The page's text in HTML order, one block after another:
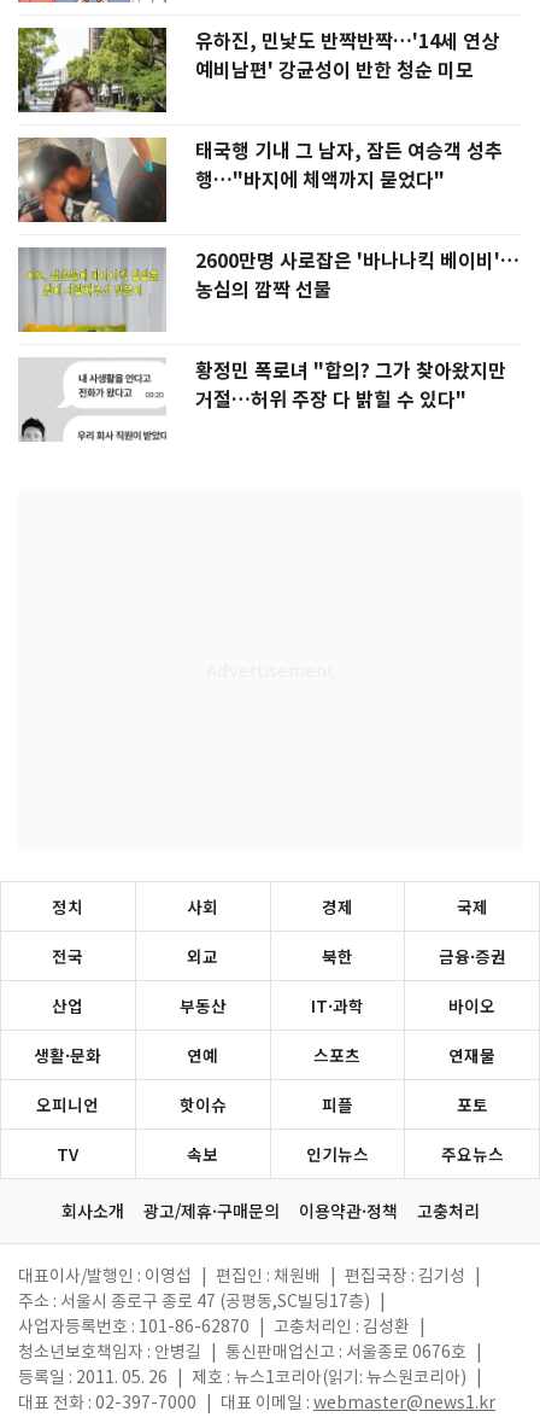
유하진, 민낯도 반짝반짝…'14세 연상
예비남편' 강균성이 반한 청순 미모
태국행 기내 그 남자, 잠든 여승객 성추
행…"바지에 체액까지 묻었다"
2600만명 사로잡은 '바나나킥 베이비'…
농심의 깜짝 선물
황정민 폭로녀 "합의? 그가 찾아왔지만
거절…허위 주장 다 밝힐 수 있다"
정치 사회 경제 국제
전국 외교 북한 금융·증권
산업 부동산 IT·과학 바이오
생활·문화 연예 스포츠 연재물
오피니언 핫이슈 피플 포토
TV 속보 인기뉴스 주요뉴스
회사소개 광고/제휴·구매문의 이용약관·정책 고충처리
대표이사/발행인 : 이영섭 편집인 : 채원배 편집국장 : 김기성
주소 : 서울시 종로구 종로 47 (공평동,SC빌딩17층)
사업자등록번호 : 101-86-62870
고충처리인 : 김성환
청소년보호책임자 : 안병길
통신판매업신고 : 서울종로 0676호
등록일 : 2011. 05. 26
제호 : 뉴스1코리아(읽기: 뉴스원코리아)
대표 전화 : 02-397-7000
대표 이메일 : webmaster@news1.kr